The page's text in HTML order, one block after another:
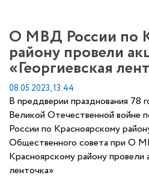
О МВД России по
району провели
«Георгиевская
08.05.2023, 13:44
В преддверии празднования 78
Великой Отечественной
России по Красноярскому
Общественного совета при О
Красноярскому району провели
ленточка»